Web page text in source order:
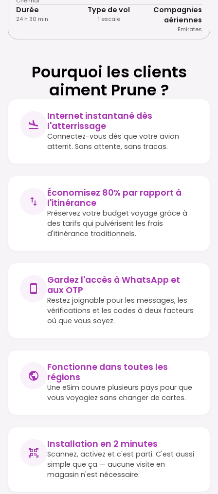
Durée
24 h 30 min
Type de vol
1 escale
Compagnies
aériennes
Emirates
Pourquoi les clients
aiment Prune ?
Internet instantané dès
l'atterrissage
Connectez-vous dès que votre avion
atterrit. Sans attente, sans tracas.
Économisez 80% par rapport à
l'itinérance
Préservez votre budget voyage grâce à
des tarifs qui pulvérisent les frais
d'itinérance traditionnels.
Gardez l'accès à WhatsApp et
aux OTP
Restez joignable pour les messages, les
vérifications et les codes à deux facteurs
où que vous soyez.
Fonctionne dans toutes les
régions
Une eSim couvre plusieurs pays pour que
vous voyagiez sans changer de cartes.
Installation en 2 minutes
Scannez, activez et c'est parti. C'est aussi
simple que ça — aucune visite en
magasin n'est nécessaire.